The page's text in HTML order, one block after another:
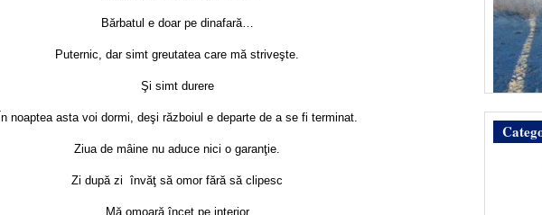
Bărbatul e doar pe dinafară…
Puternic, dar simt greutatea care mă striveşte.
Şi simt durere
În noaptea asta voi dormi, deşi războiul e departe de a se fi terminat.
Ziua de mâine nu aduce nici o garanţie.
Zi după zi învăţ să omor fără să clipesc
Mă omoară încet pe interior